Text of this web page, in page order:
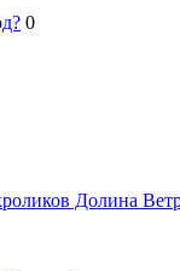
0
Долина